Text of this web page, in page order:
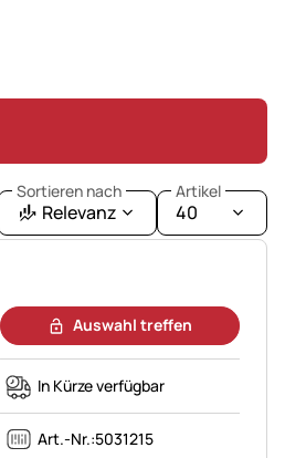
Sortieren nach
Relevanz
Artikel
40
Auswahl treffen
In Kürze verfügbar
Art.-Nr.:5031215